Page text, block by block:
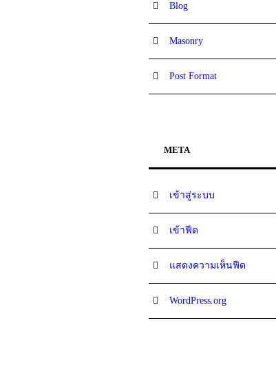
Blog
Masonry
Post Format
META
เข้าสู่ระบบ
เข้าฟีด
แสดงความเห็นฟีด
WordPress.org